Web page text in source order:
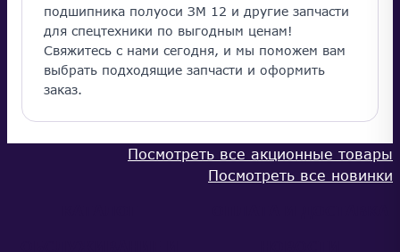
подшипника полуоси ЗМ 12 и другие запчасти
для спецтехники по выгодным ценам!
Свяжитесь с нами сегодня, и мы поможем вам
выбрать подходящие запчасти и оформить
заказ.
Посмотреть все акционные товары
Посмотреть все новинки